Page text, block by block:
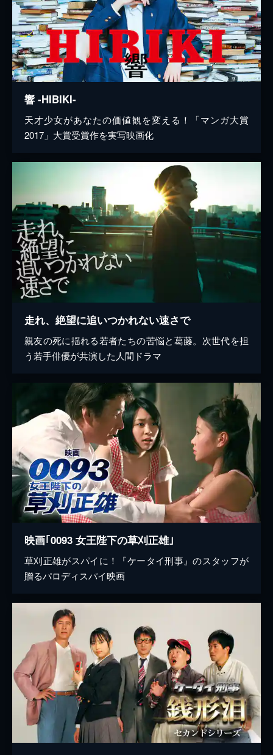
響 -HIBIKI-
天才少女があなたの価値観を変える！「マンガ大賞
2017」大賞受賞作を実写映画化
走れ、絶望に追いつかれない速さで
親友の死に揺れる若者たちの苦悩と葛藤。次世代を担
う若手俳優が共演した人間ドラマ
映画｢0093 女王陛下の草刈正雄｣
草刈正雄がスパイに！『ケータイ刑事』のスタッフが
贈るパロディスパイ映画